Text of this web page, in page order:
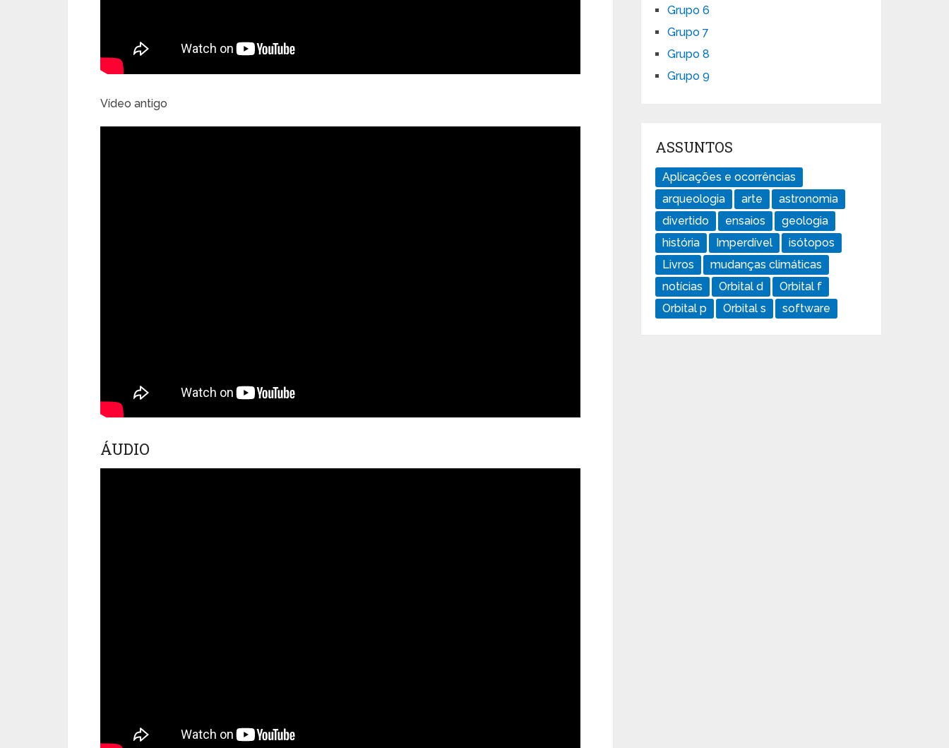
Vídeo antigo
ÁUDIO
Grupo 6
Grupo 7
Grupo 8
Grupo 9
ASSUNTOS
Aplicações e ocorrências
arqueologia
arte
astronomia
divertido
ensaios
geologia
história
Imperdível
isótopos
Livros
mudanças climáticas
notícias
Orbital d
Orbital f
Orbital p
Orbital s software